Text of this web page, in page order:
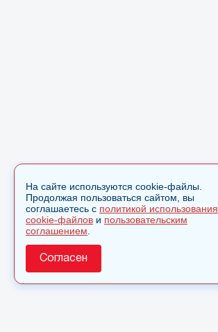
На сайте используются cookie-файлы.
Продолжая пользоваться сайтом, вы
соглашаетесь с политикой использования
cookie-файлов и пользовательским
соглашением
Согласен